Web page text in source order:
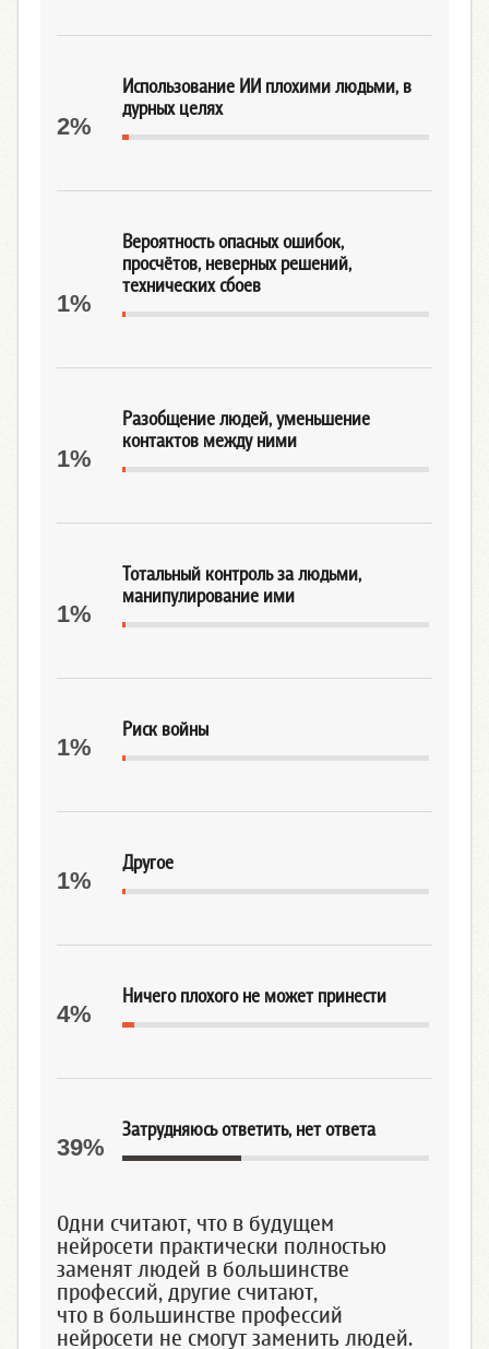
Использование ИИ плохими людьми, в
дурных целях
2%
Вероятность опасных ошибок,
просчётов, неверных решений,
технических сбоев
1%
Разобщение людей, уменьшение
контактов между ними
1%
Тотальный контроль за людьми,
манипулирование ими
1%
Риск войны
1%
Другое
1%
Ничего плохого не может принести
4%
Затрудняюсь ответить, нет ответа
39%
Одни считают, что в будущем
нейросети практически полностью
заменят людей в большинстве
профессий, другие считают,
что в большинстве профессий
нейросети не смогут заменить людей.